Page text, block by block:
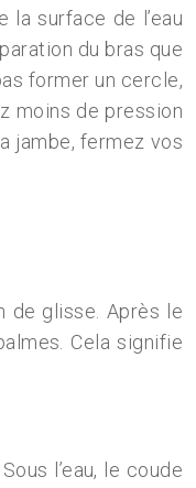
la surface de l’eau
du bras que
former un cercle,
moins de pression
jambe, fermez vos
de glisse. Après le
Cela signifie
l’eau, le coude